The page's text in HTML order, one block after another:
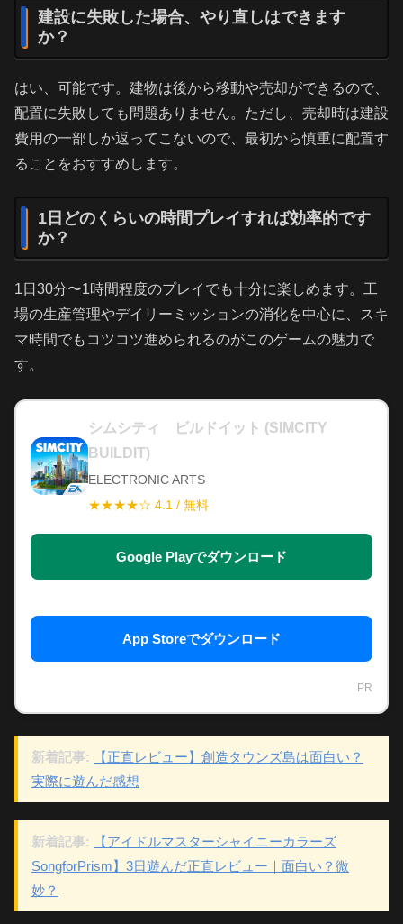
建設に失敗した場合、やり直しはできます
か？
はい、可能です。建物は後から移動や売却ができるので、
配置に失敗しても問題ありません。ただし、売却時は建設
費用の一部しか返ってこないので、最初から慎重に配置す
ることをおすすめします。
1日どのくらいの時間プレイすれば効率的です
か？
1日30分〜1時間程度のプレイでも十分に楽しめます。工
場の生産管理やデイリーミッションの消化を中心に、スキ
マ時間でもコツコツ進められるのがこのゲームの魅力で
す。
シムシティ ビルドイット (SIMCITY
BUILDIT)
ELECTRONIC ARTS
★★★★☆ 4.1 / 無料
Google Playでダウンロード
App Storeでダウンロード
PR
新着記事:
【正直レビュー】創造タウンズ島は面白い？
実際に遊んだ感想
新着記事:
【アイドルマスターシャイニーカラーズ
SongforPrism】3日遊んだ正直レビュー｜面白い？微
妙？